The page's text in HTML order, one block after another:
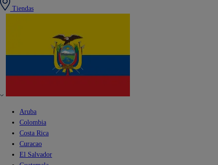
Tiendas
Aruba
Colombia
Costa Rica
Curacao
El Salvador